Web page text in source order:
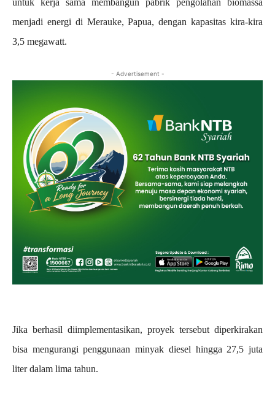
menjadi energi di Merauke, Papua, dengan kapasitas kira-kira
3,5 megawatt.
- Advertisement -
Jika berhasil diimplementasikan, proyek tersebut diperkirakan
bisa mengurangi penggunaan minyak diesel hingga 27,5 juta
liter dalam lima tahun.